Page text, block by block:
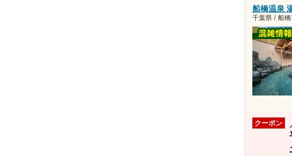
船橋温泉
千葉県 / 船
クーポン